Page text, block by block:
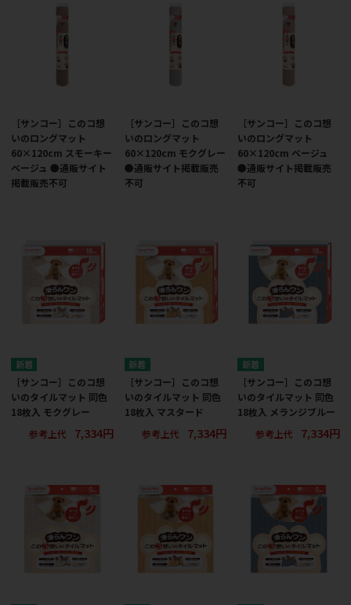
［サンコー］このコ想
いのロングマット
60×120cm スモーキー
ベージュ ●通販サイト
掲載販売不可
［サンコー］このコ想
いのロングマット
60×120cm モクグレー
●通販サイト掲載販売
不可
［サンコー］このコ想
いのロングマット
60×120cm ベージュ
●通販サイト掲載販売
不可
［サンコー］このコ想
いのタイルマット 同色
18枚入 モクグレー
参考上代
7,334円
［サンコー］このコ想
いのタイルマット 同色
18枚入 マスタード
参考上代
7,334円
［サンコー］このコ想
いのタイルマット 同色
18枚入 メランジブルー
参考上代
7,334円